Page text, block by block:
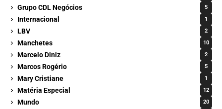
Grupo CDL Negócios 5
Internacional 1
LBV 2
Manchetes 10
Marcelo Diniz 2
Marcos Rogério 5
Mary Cristiane 1
Matéria Especial 12
Mundo 20